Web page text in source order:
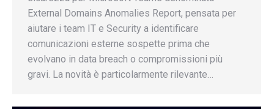
External Domains Anomalies Report, pensata per
aiutare i team IT e Security a identificare
comunicazioni esterne sospette prima che
evolvano in data breach o compromissioni più
gravi. La novità è particolarmente rilevante…